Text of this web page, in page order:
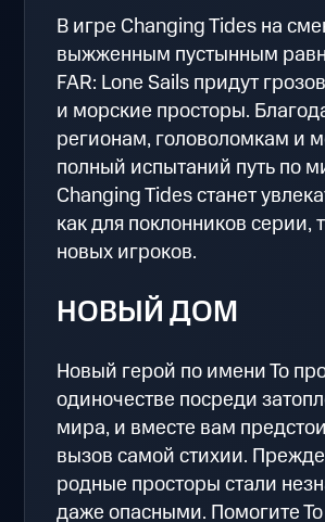
В игре Changing Tides на
выжженным пустынным
FAR: Lone Sails придут
и морские просторы.
регионам, головоломкам и
полный испытаний путь по
Changing Tides станет
как для поклонников серии,
новых игроков.
НОВЫЙ ДОМ
Новый герой по имени То
одиночестве посреди
мира, и вместе вам
вызов самой стихии.
родные просторы стали
даже опасными. Помогите